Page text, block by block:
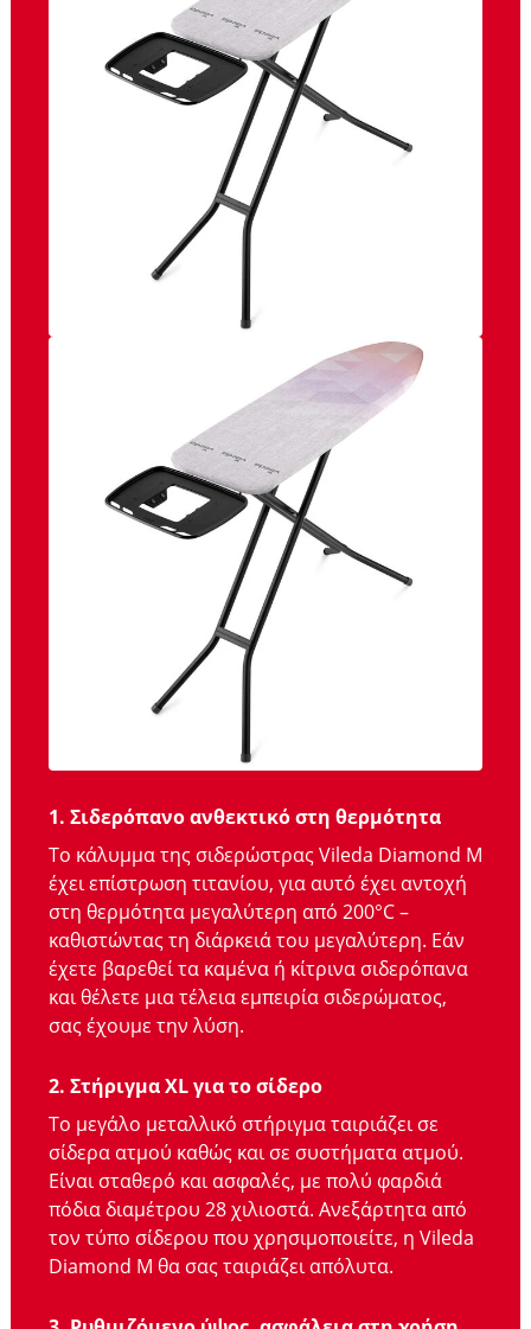
1. Σιδερόπανο ανθεκτικό στη θερμότητα
Το κάλυμμα της σιδερώστρας Vileda Diamond M
έχει επίστρωση τιτανίου, για αυτό έχει αντοχή
στη θερμότητα μεγαλύτερη από 200°C –
καθιστώντας τη διάρκειά του μεγαλύτερη. Εάν
έχετε βαρεθεί τα καμένα ή κίτρινα σιδερόπανα
και θέλετε μια τέλεια εμπειρία σιδερώματος,
σας έχουμε την λύση.
2. Στήριγμα XL για το σίδερο
Το μεγάλο μεταλλικό στήριγμα ταιριάζει σε
σίδερα ατμού καθώς και σε συστήματα ατμού.
Είναι σταθερό και ασφαλές, με πολύ φαρδιά
πόδια διαμέτρου 28 χιλιοστά. Ανεξάρτητα από
τον τύπο σίδερου που χρησιμοποιείτε, η Vileda
Diamond M θα σας ταιριάζει απόλυτα.